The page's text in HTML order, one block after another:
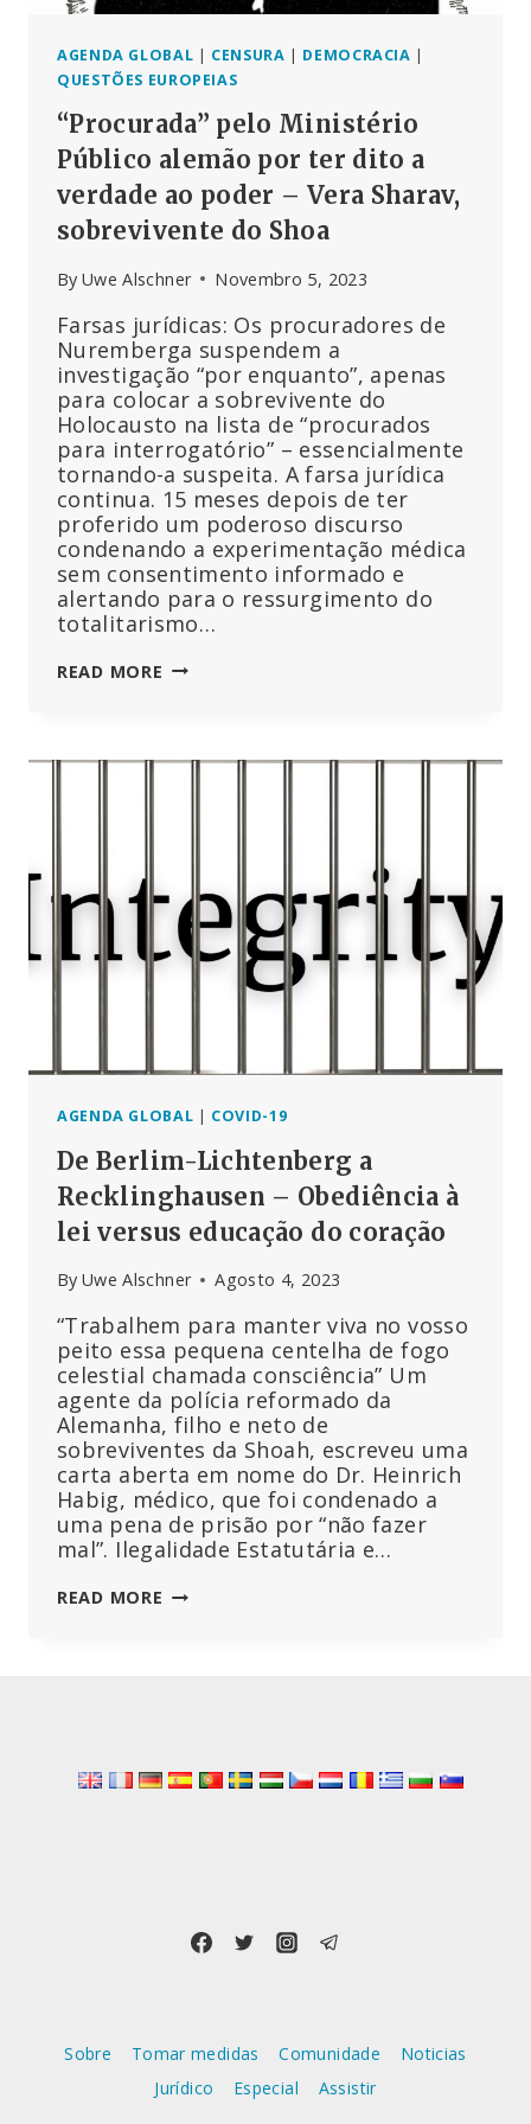
AGENDA GLOBAL | CENSURA | DEMOCRACIA |
QUESTÕES EUROPEIAS
“Procurada” pelo Ministério
Público alemão por ter dito a
verdade ao poder – Vera Sharav,
sobrevivente do Shoa
By Uwe Alschner Novembro 5, 2023
Farsas jurídicas: Os procuradores de
Nuremberga suspendem a
investigação “por enquanto”, apenas
para colocar a sobrevivente do
Holocausto na lista de “procurados
para interrogatório” – essencialmente
tornando-a suspeita. A farsa jurídica
continua. 15 meses depois de ter
proferido um poderoso discurso
condenando a experimentação médica
sem consentimento informado e
alertando para o ressurgimento do
totalitarismo…
READ MORE “PROCURADA”
ALEMÃO
VERDADE
AO
PODER
–
VERA
DO
AGENDA GLOBAL | COVID-19
De Berlim-Lichtenberg a
Recklinghausen – Obediência à
lei versus educação do coração
By Uwe Alschner Agosto 4, 2023
“Trabalhem para manter viva no vosso
peito essa pequena centelha de fogo
celestial chamada consciência” Um
agente da polícia reformado da
Alemanha, filho e neto de
sobreviventes da Shoah, escreveu uma
carta aberta em nome do Dr. Heinrich
Habig, médico, que foi condenado a
uma pena de prisão por “não fazer
mal”. Ilegalidade Estatutária e…
READ MORE DE
À
LEI
Sobre Tomar medidas Comunidade
Noticias
Jurídico
Especial Assistir